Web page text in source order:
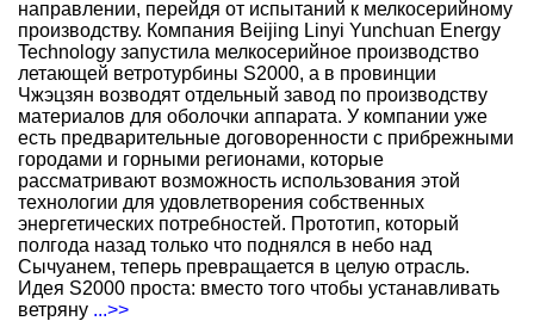
направлении, перейдя от испытаний к мелкосерийному
производству. Компания Beijing Linyi Yunchuan Energy
Technology запустила мелкосерийное производство
летающей ветротурбины S2000, а в провинции
Чжэцзян возводят отдельный завод по производству
материалов для оболочки аппарата. У компании уже
есть предварительные договоренности с прибрежными
городами и горными регионами, которые
рассматривают возможность использования этой
технологии для удовлетворения собственных
энергетических потребностей. Прототип, который
полгода назад только что поднялся в небо над
Сычуанем, теперь превращается в целую отрасль.
Идея S2000 проста: вместо того чтобы устанавливать
ветряну ...>>